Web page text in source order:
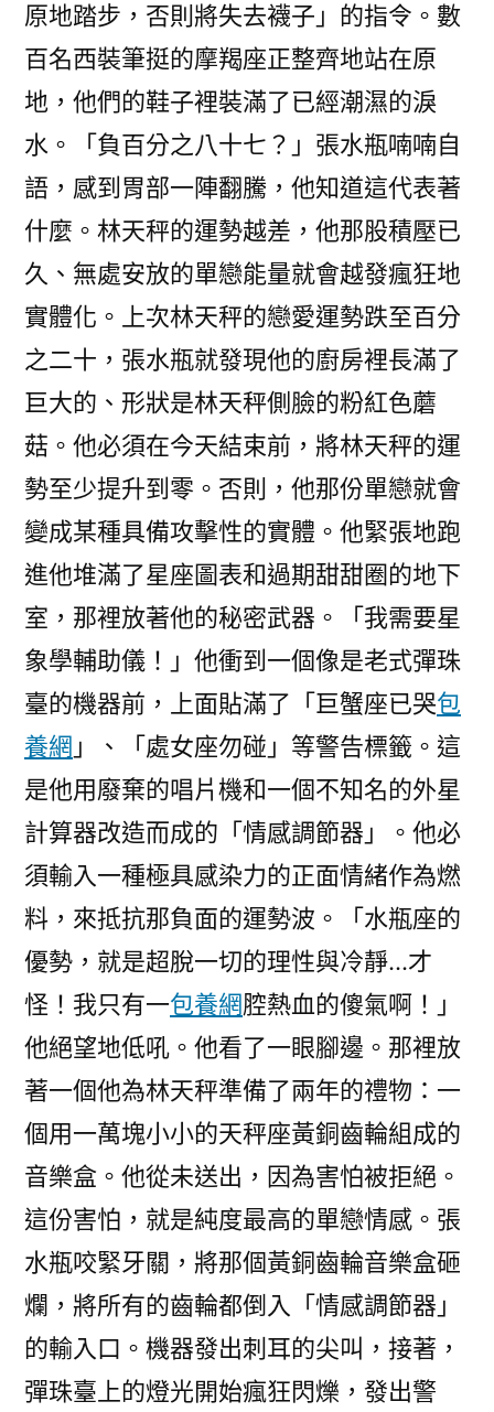
原地踏步，否則將失去襪子」的指令。數
百名西裝筆挺的摩羯座正整齊地站在原
地，他們的鞋子裡裝滿了已經潮濕的淚
水。「負百分之八十七？」張水瓶喃喃自
語，感到胃部一陣翻騰，他知道這代表著
什麼。林天秤的運勢越差，他那股積壓已
久、無處安放的單戀能量就會越發瘋狂地
實體化。上次林天秤的戀愛運勢跌至百分
之二十，張水瓶就發現他的廚房裡長滿了
巨大的、形狀是林天秤側臉的粉紅色蘑
菇。他必須在今天結束前，將林天秤的運
勢至少提升到零。否則，他那份單戀就會
變成某種具備攻擊性的實體。他緊張地跑
進他堆滿了星座圖表和過期甜甜圈的地下
室，那裡放著他的秘密武器。「我需要星
象學輔助儀！」他衝到一個像是老式彈珠
臺的機器前，上面貼滿了「巨蟹座已哭包
養網 」、「處女座勿碰」等警告標籤。這
是他用廢棄的唱片機和一個不知名的外星
計算器改造而成的「情感調節器」。他必
須輸入一種極具感染力的正面情緒作為燃
料，來抵抗那負面的運勢波。「水瓶座的
優勢，就是超脫一切的理性與冷靜…才
怪！我只有一包養網腔熱血的傻氣啊！」
他絕望地低吼。他看了一眼腳邊。那裡放
著一個他為林天秤準備了兩年的禮物：一
個用一萬塊小小的天秤座黃銅齒輪組成的
音樂盒。他從未送出，因為害怕被拒絕。
這份害怕，就是純度最高的單戀情感。張
水瓶咬緊牙關，將那個黃銅齒輪音樂盒砸
爛，將所有的齒輪都倒入「情感調節器」
的輸入口。機器發出刺耳的尖叫，接著，
彈珠臺上的燈光開始瘋狂閃爍，發出警